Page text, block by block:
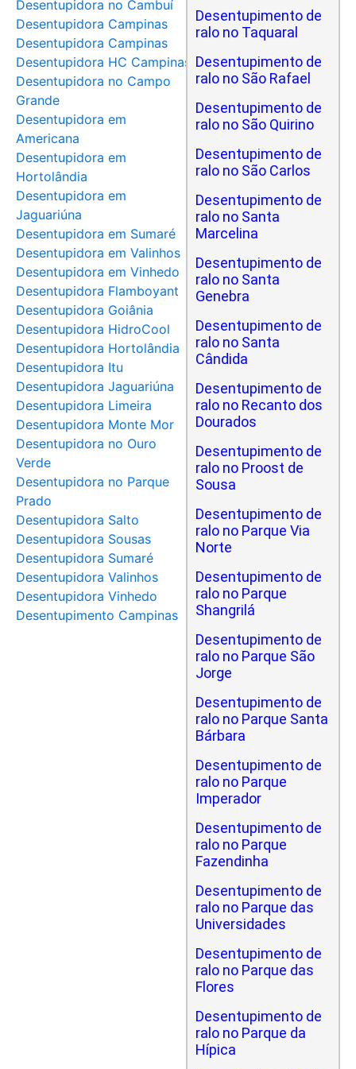
Desentupidora no Cambuí
Desentupidora Campinas
Desentupidora Campinas
Desentupidora HC Campinas
Desentupidora no Campo
Grande
Desentupidora em
Americana
Desentupidora em
Hortolândia
Desentupidora em
Jaguariúna
Desentupidora em Sumaré
Desentupidora em Valinhos
Desentupidora em Vinhedo
Desentupidora Flamboyant
Desentupidora Goiânia
Desentupidora HidroCool
Desentupidora Hortolândia
Desentupidora Itu
Desentupidora Jaguariúna
Desentupidora Limeira
Desentupidora Monte Mor
Desentupidora no Ouro
Verde
Desentupidora no Parque
Prado
Desentupidora Salto
Desentupidora Sousas
Desentupidora Sumaré
Desentupidora Valinhos
Desentupidora Vinhedo
Desentupimento Campinas
Desentupimento de
ralo no Taquaral
Desentupimento de
ralo no São Rafael
Desentupimento de
ralo no São Quirino
Desentupimento de
ralo no São Carlos
Desentupimento de
ralo no Santa
Marcelina
Desentupimento de
ralo no Santa
Genebra
Desentupimento de
ralo no Santa
Cândida
Desentupimento de
ralo no Recanto dos
Dourados
Desentupimento de
ralo no Proost de
Sousa
Desentupimento de
ralo no Parque Via
Norte
Desentupimento de
ralo no Parque
Shangrilá
Desentupimento de
ralo no Parque São
Jorge
Desentupimento de
ralo no Parque Santa
Bárbara
Desentupimento de
ralo no Parque
Imperador
Desentupimento de
ralo no Parque
Fazendinha
Desentupimento de
ralo no Parque das
Universidades
Desentupimento de
ralo no Parque das
Flores
Desentupimento de
ralo no Parque da
Hípica